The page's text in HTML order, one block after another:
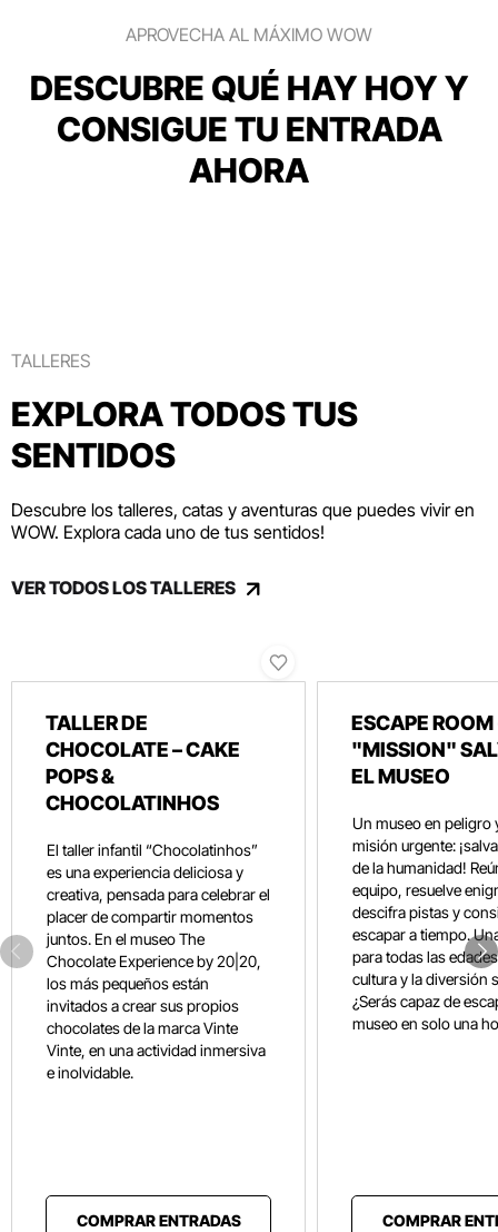
APROVECHA AL MÁXIMO WOW
DESCUBRE QUÉ HAY HOY Y
CONSIGUE TU ENTRADA
AHORA
TALLERES
EXPLORA TODOS TUS
SENTIDOS
Descubre los talleres, catas y aventuras que puedes vivir en
WOW. Explora cada uno de tus sentidos!
VER TODOS LOS TALLERES
TALLER DE
CHOCOLATE – CAKE
POPS &
CHOCOLATINHOS
El taller infantil “Chocolatinhos”
es una experiencia deliciosa y
creativa, pensada para celebrar el
placer de compartir momentos
juntos. En el museo The
Chocolate Experience by 20|20,
los más pequeños están
invitados a crear sus propios
chocolates de la marca Vinte
Vinte, en una actividad inmersiva
e inolvidable.
COMPRAR ENTRADAS
ESCAPE ROOM
"MISSION"
EL MUSEO
Un museo en peligro
misión urgente:
de la humanidad!
equipo, resuelve
descifra pistas y
escapar a tiempo.
para todas las
cultura y la diversión
¿Serás capaz de
museo en solo una
COMPRAR